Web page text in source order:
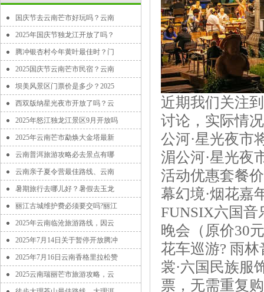
国庆节去云南芒市好玩吗？云南
2025年国庆节独龙江开放了吗？
腾冲银杏村今年黄叶最佳时？门
2025国庆节云南芒市民宿？云南
坝美风景区门票价是多少？2025
西双版纳星光夜市开放了吗？云
2025年怒江独龙江景区9月开放吗
2025年云南芒市勐焕大金塔最新
云南普洱旅游攻略必去景点有哪
云南亲子夏令营最佳路线、云南
暑期旅行去哪儿好？暑假去玉龙
丽江古城维护费必须要交吗?丽江
2025年云南临沧旅游路线，因云
2025年7月14日关于暂停开放腾冲
2025年7月16日云南香格里拉松赞
2025云南瑞丽芒市旅游攻略，云
近期我们关注
讨论，实际情
公河·星光夜市
湄公河·星光夜
活动优惠套餐
幕幻境·烟花嘉
FUNSIX六国音
晚会（原价30
花车巡游? 雨林
裳·六国民族服
票，无需重复